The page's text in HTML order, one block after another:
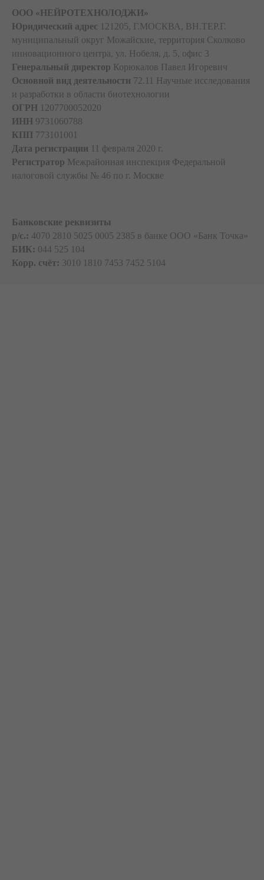
ООО «НЕЙРОТЕХНОЛОДЖИ»
Юридический адрес 121205, Г.МОСКВА, ВН.ТЕР.Г.
муниципальный округ Можайские, территория Сколково
инновационного центра, ул. Нобеля, д. 5, офис 3
Генеральный директор Корюкалов Павел Игоревич
Основной вид деятельности 72.11 Научные исследования
и разработки в области биотехнологии
ОГРН 1207700052020
ИНН 9731060788
КПП 773101001
Дата регистрации 11 февраля 2020 г.
Регистратор Межрайонная инспекция Федеральной
налоговой службы № 46 по г. Москве
Банковские реквизиты
p/c.: 4070 2810 5025 0005 2385 в банке ООО «Банк Точка»
БИК: 044 525 104
Корр. счёт: 3010 1810 7453 7452 5104